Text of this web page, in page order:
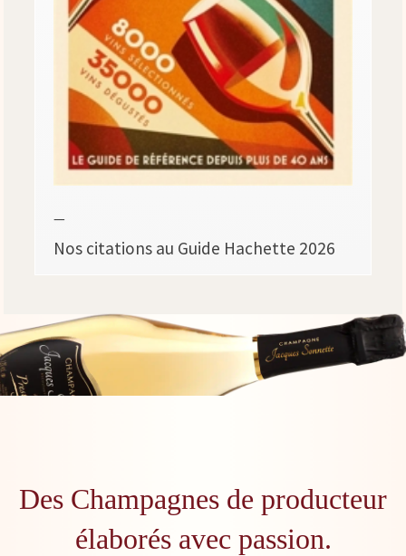
—
Nos citations au Guide Hachette 2026
Des Champagnes de producteur
élaborés avec passion.